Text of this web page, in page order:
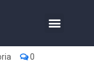
0